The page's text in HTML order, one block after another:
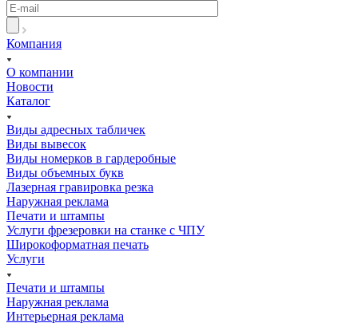
Компания
О компании
Новости
Каталог
Виды адресных табличек
Виды вывесок
Виды номерков в гардеробные
Виды объемных букв
Лазерная гравировка резка
Наружная реклама
Печати и штампы
Услуги фрезеровки на станке с ЧПУ
Широкоформатная печать
Услуги
Печати и штампы
Наружная реклама
Интерьерная реклама